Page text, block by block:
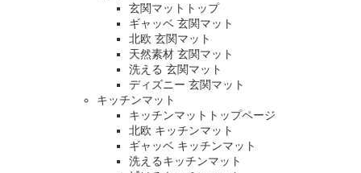
玄関マットトップ
ギャッベ 玄関マット
北欧 玄関マット
天然素材 玄関マット
洗える 玄関マット
ディズニー 玄関マット
キッチンマット
キッチンマットトップページ
北欧 キッチンマット
ギャッベ キッチンマット
洗えるキッチンマット